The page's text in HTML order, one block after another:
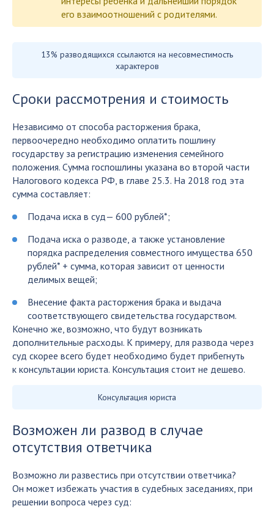
его взаимоотношений с родителями.
13% разводящихся ссылаются на несовместимость
характеров
Сроки рассмотрения и стоимость
Независимо от способа расторжения брака,
первоочередно необходимо оплатить пошлину
государству за регистрацию изменения семейного
положения. Сумма госпошлины указана во второй части
Налогового кодекса РФ, в главе 25.3. На 2018 год эта
сумма составляет:
Подача иска в суд— 600 рублей*;
Подача иска о разводе, а также установление
порядка распределения совместного имущества 650
рублей* + сумма, которая зависит от ценности
делимых вещей;
Внесение факта расторжения брака и выдача
соответствующего свидетельства государством.
Конечно же, возможно, что будут возникать
дополнительные расходы. К примеру, для развода через
суд скорее всего будет необходимо будет прибегнуть
к консультации юриста. Консультация стоит не дешево.
Консультация юриста
Возможен ли развод в случае
отсутствия ответчика
Возможно ли развестись при отсутствии ответчика?
Он может избежать участия в судебных заседаниях, при
решении вопроса через суд: